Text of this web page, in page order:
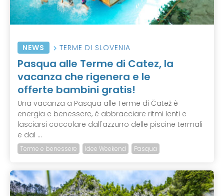
NEWS TERME DI SLOVENIA
Pasqua alle Terme di Catez, la
vacanza che rigenera e le
offerte bambini gratis!
Una vacanza a Pasqua alle Terme di Čatež è
energia e benessere, è abbracciare ritmi lenti e
lasciarsi coccolare dall'azzurro delle piscine termali
e dal ...
Terme e benessere Idee Weekend Pasqua